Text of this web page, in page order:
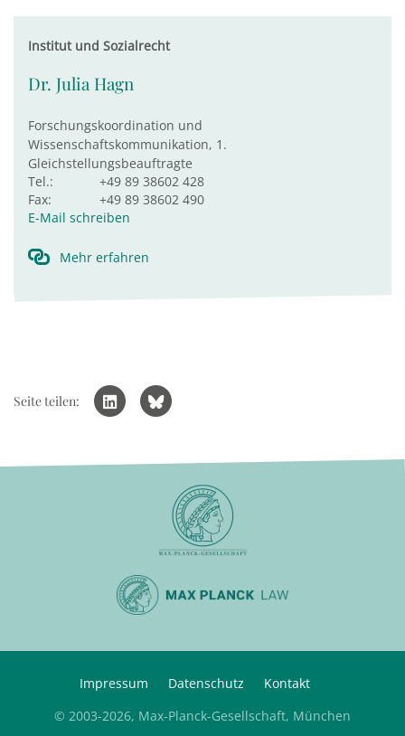
Institut und Sozialrecht
Dr. Julia Hagn
Forschungskoordination und
Wissenschaftskommunikation, 1.
Gleichstellungsbeauftragte
Tel.:
+49 89 38602 428
Fax:
+49 89 38602 490
E-Mail schreiben
Mehr erfahren
Seite teilen:
Impressum Datenschutz
Kontakt
© 2003-2026, Max-Planck-Gesellschaft, München